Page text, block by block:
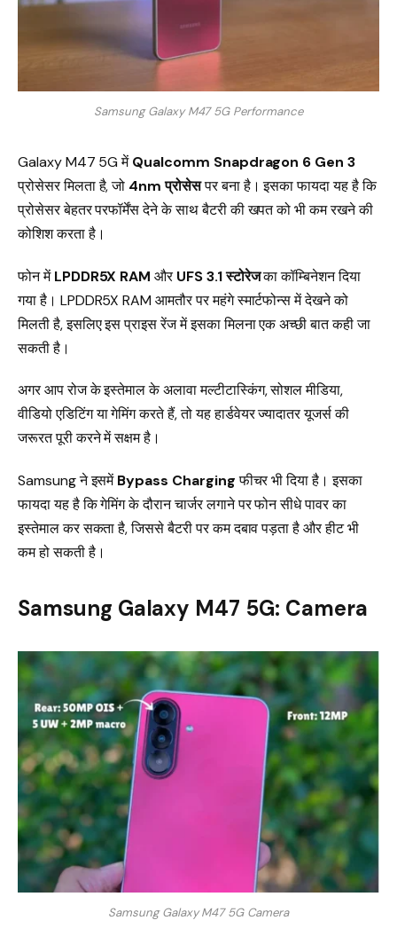
Samsung Galaxy M47 5G Performance
Galaxy M47 5G मेंQualcomm Snapdragon 6 Gen 3
प्रोसेसर मिलता है, जो 4nm प्रोसेसपर बना है। इसका फायदा यह है कि
प्रोसेसर बेहतर परफॉर्मेंस देने के साथ बैटरी की खपत को भी कम रखने की
कोशिश करता है।
फोन मेंLPDDR5X RAM औरUFS 3.1 स्टोरेजका कॉम्बिनेशन दिया
गया है। LPDDR5X RAM आमतौर पर महंगे स्मार्टफोन्स में देखने को
मिलती है, इसलिए इस प्राइस रेंज में इसका मिलना एक अच्छी बात कही जा
सकती है।
अगर आप रोज के इस्तेमाल के अलावा मल्टीटास्किंग, सोशल मीडिया,
वीडियो एडिटिंग या गेमिंग करते हैं, तो यह हार्डवेयर ज्यादातर यूजर्स की
जरूरत पूरी करने में सक्षम है।
Samsung ने इसमेंBypass Chargingफीचर भी दिया है। इसका
फायदा यह है कि गेमिंग के दौरान चार्जर लगाने पर फोन सीधे पावर का
इस्तेमाल कर सकता है, जिससे बैटरी पर कम दबाव पड़ता है और हीट भी
कम हो सकती है।
Samsung Galaxy M47 5G: Camera
Samsung Galaxy M47 5G Camera